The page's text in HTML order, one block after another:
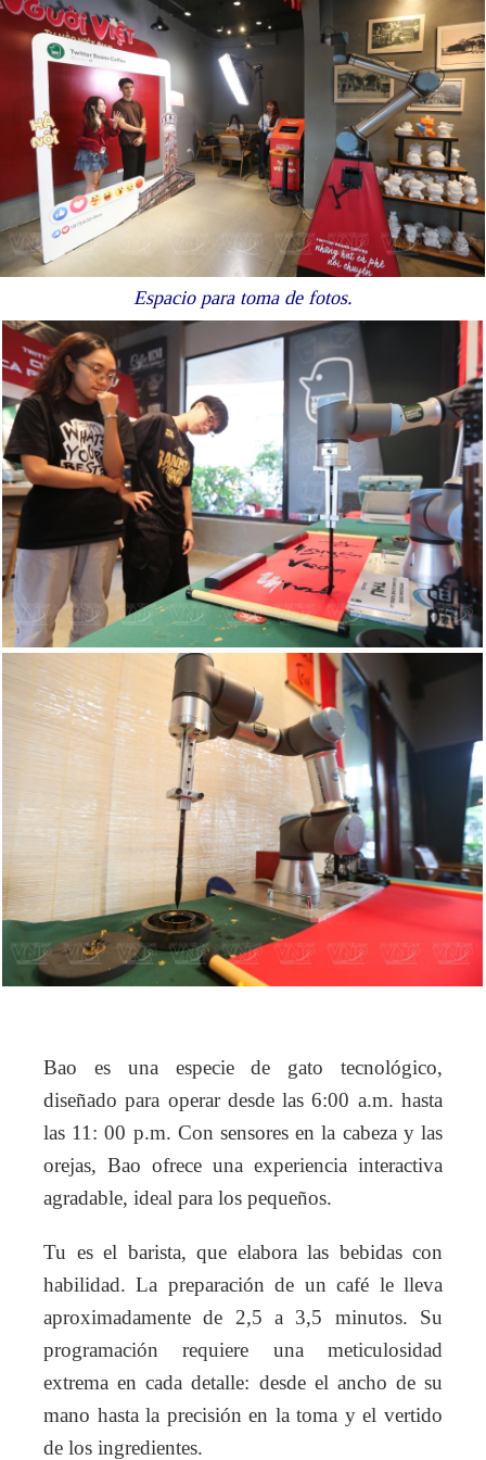
Espacio para toma de fotos.
Bao es una especie de gato tecnológico,
diseñado para operar desde las 6:00 a.m. hasta
las 11: 00 p.m. Con sensores en la cabeza y las
orejas, Bao ofrece una experiencia interactiva
agradable, ideal para los pequeños.
Tu es el barista, que elabora las bebidas con
habilidad. La preparación de un café le lleva
aproximadamente de 2,5 a 3,5 minutos. Su
programación requiere una meticulosidad
extrema en cada detalle: desde el ancho de su
mano hasta la precisión en la toma y el vertido
de los ingredientes.